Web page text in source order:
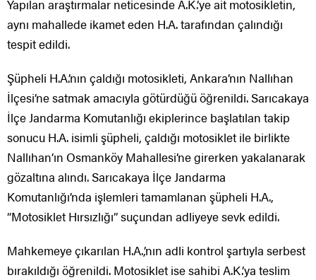
Yapılan araştırmalar neticesinde A.K.’ye ait motosikletin,
aynı mahallede ikamet eden H.A. tarafından çalındığı
tespit edildi.
Şüpheli H.A.’nın çaldığı motosikleti, Ankara’nın Nallıhan
İlçesi’ne satmak amacıyla götürdüğü öğrenildi. Sarıcakaya
İlçe Jandarma Komutanlığı ekiplerince başlatılan takip
sonucu H.A. isimli şüpheli, çaldığı motosiklet ile birlikte
Nallıhan’ın Osmanköy Mahallesi’ne girerken yakalanarak
gözaltına alındı. Sarıcakaya İlçe Jandarma
Komutanlığı’nda işlemleri tamamlanan şüpheli H.A.,
“Motosiklet Hırsızlığı” suçundan adliyeye sevk edildi.
Mahkemeye çıkarılan H.A.,’nın adli kontrol şartıyla serbest
bırakıldığı öğrenildi. Motosiklet ise sahibi A.K.’ya teslim